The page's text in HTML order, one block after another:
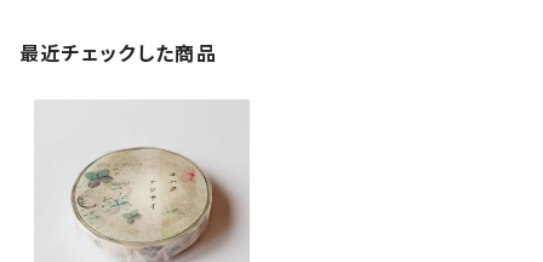
最近チェックした商品